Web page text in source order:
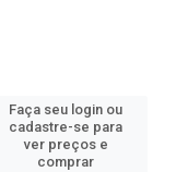
Faça seu login ou
cadastre-se para
ver preços e
comprar